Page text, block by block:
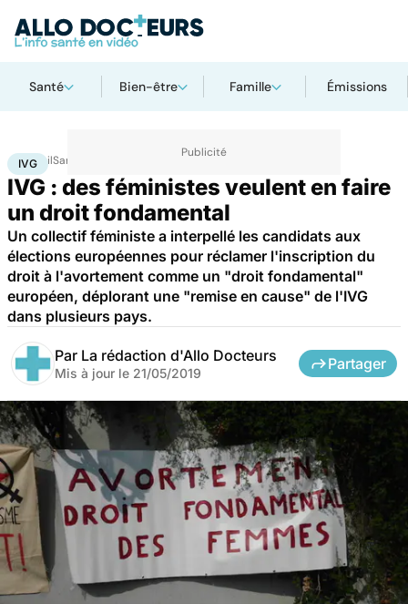
Santé Bien-être Famille Émissions
AccueilSanté
IVG
IVG : des féministes veulent en faire
un droit fondamental
Un collectif féministe a interpellé les candidats aux
élections européennes pour réclamer l'inscription du
droit à l'avortement comme un "droit fondamental"
européen, déplorant une "remise en cause" de l'IVG
dans plusieurs pays.
Par La rédaction d'Allo Docteurs
Mis à jour le 21/05/2019
Partager